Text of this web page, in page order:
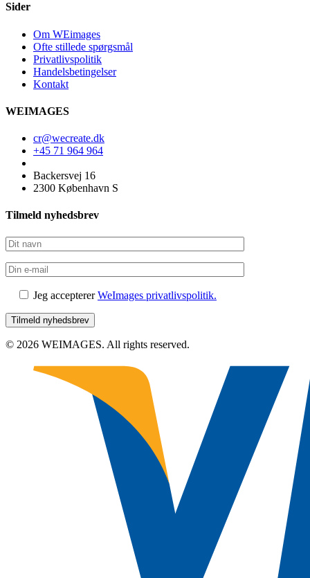
Sider
Om WEimages
Ofte stillede spørgsmål
Privatlivspolitik
Handelsbetingelser
Kontakt
WEIMAGES
cr@wecreate.dk
+45 71 964 964
Backersvej 16
2300 København S
Tilmeld nyhedsbrev
Jeg acceptererWeImages privatlivspolitik.
© 2026 WEIMAGES. All rights reserved.